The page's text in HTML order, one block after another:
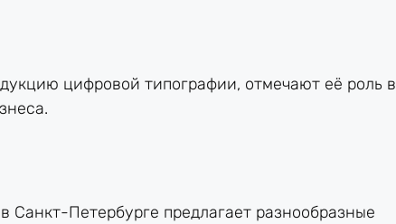
цифровой типографии, отмечают её роль в
Санкт-Петербурге предлагает разнообразные